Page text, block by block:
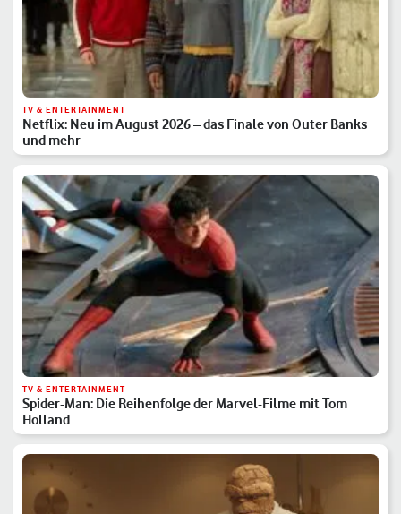
TV & ENTERTAINMENT
Netflix: Neu im August 2026 – das Finale von Outer Banks
und mehr
TV & ENTERTAINMENT
Spider-Man: Die Reihenfolge der Marvel-Filme mit Tom
Holland